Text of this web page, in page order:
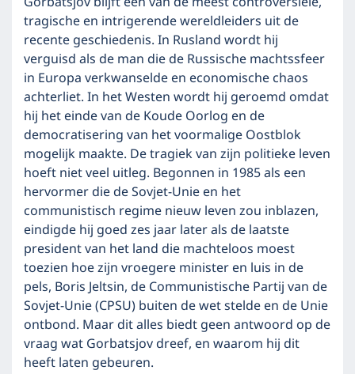
tragische en intrigerende wereldleiders uit de
recente geschiedenis. In Rusland wordt hij
verguisd als de man die de Russische machtssfeer
in Europa verkwanselde en economische chaos
achterliet. In het Westen wordt hij geroemd omdat
hij het einde van de Koude Oorlog en de
democratisering van het voormalige Oostblok
mogelijk maakte. De tragiek van zijn politieke leven
hoeft niet veel uitleg. Begonnen in 1985 als een
hervormer die de Sovjet-Unie en het
communistisch regime nieuw leven zou inblazen,
eindigde hij goed zes jaar later als de laatste
president van het land die machteloos moest
toezien hoe zijn vroegere minister en luis in de
pels, Boris Jeltsin, de Communistische Partij van de
Sovjet-Unie (CPSU) buiten de wet stelde en de Unie
ontbond. Maar dit alles biedt geen antwoord op de
vraag wat Gorbatsjov dreef, en waarom hij dit
heeft laten gebeuren.